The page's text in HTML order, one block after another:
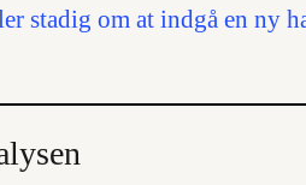
stadig om at indgå en ny